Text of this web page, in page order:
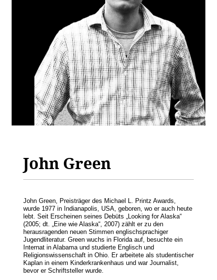
John Green
John Green, Preisträger des Michael L. Printz Awards,
wurde 1977 in Indianapolis, USA, geboren, wo er auch heute
lebt. Seit Erscheinen seines Debüts „Looking for Alaska“
(2005; dt. „Eine wie Alaska“, 2007) zählt er zu den
herausragenden neuen Stimmen englischsprachiger
Jugendliteratur. Green wuchs in Florida auf, besuchte ein
Internat in Alabama und studierte Englisch und
Religionswissenschaft in Ohio. Er arbeitete als studentischer
Kaplan in einem Kinderkrankenhaus und war Journalist,
bevor er Schriftsteller wurde.